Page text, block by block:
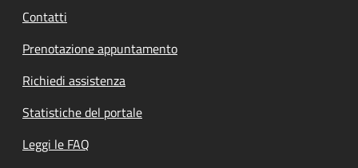
Contatti
Prenotazione appuntamento
Richiedi assistenza
Statistiche del portale
Leggi le FAQ